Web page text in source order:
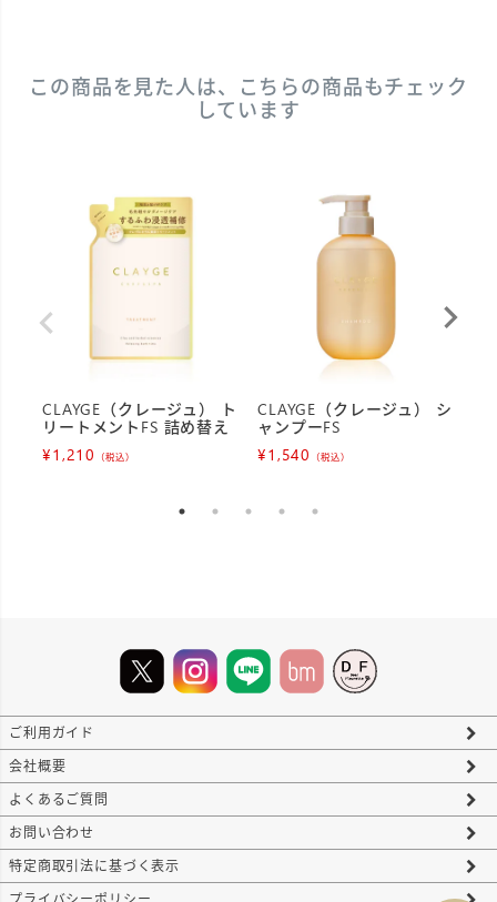
この商品を見た人は、こちらの商品もチェック
しています
CLAYGE（クレージュ） ト
リートメントFS 詰め替え
¥1,210 （税込）
CLAYGE（クレージュ） シ
ャンプーFS
¥1,540 （税込）
ご利用ガイド
会社概要
よくあるご質問
お問い合わせ
特定商取引法に基づく表示